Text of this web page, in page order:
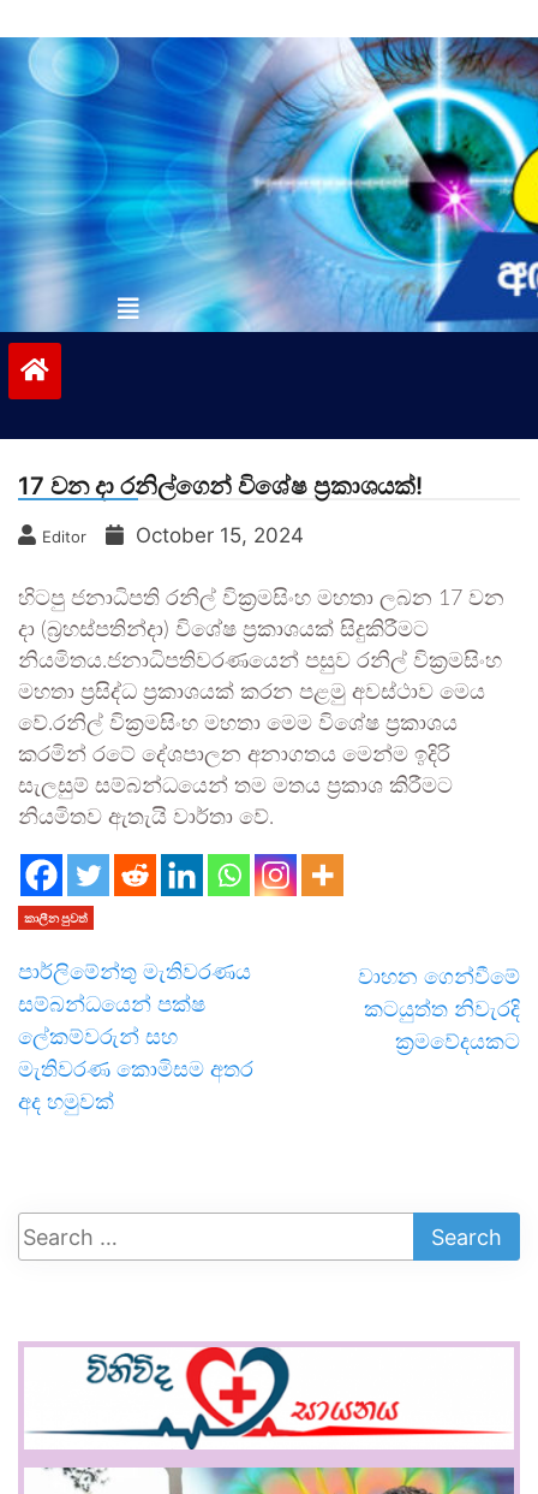
to
contentvinivida.lk
17 වන දා රනිල්ගෙන් විශේෂ ප්‍රකාශයක්!
Editor October 15, 2024
හිටපු ජනාධිපති රනිල් වික්‍රමසිංහ මහතා ලබන 17 වන
දා (බ්‍රහස්පතින්දා) විශේෂ ප්‍රකාශයක් සිදුකිරීමට
නියමිතය.ජනාධිපතිවරණයෙන් පසුව රනිල් වික්‍රමසිංහ
මහතා ප්‍රසිද්ධ ප්‍රකාශයක් කරන පළමු අවස්ථාව මෙය
වේ.රනිල් වික්‍රමසිංහ මහතා මෙම විශේෂ ප්‍රකාශය
කරමින් රටේ දේශපාලන අනාගතය මෙන්ම ඉදිරි
සැලසුම් සම්බන්ධයෙන් තම මතය ප්‍රකාශ කිරීමට
නියමිතව ඇතැයි වාර්තා වේ.
කාලීන පුවත්
පාර්ලිමේන්තු මැතිවරණය
සම්බන්ධයෙන් පක්ෂ
ලේකම්වරුන් සහ
මැතිවරණ කොමිසම අතර
අද හමුවක්
වාහන ගෙන්වීමේ
කටයුත්ත නිවැරදි
ක්‍රමවේදයකට